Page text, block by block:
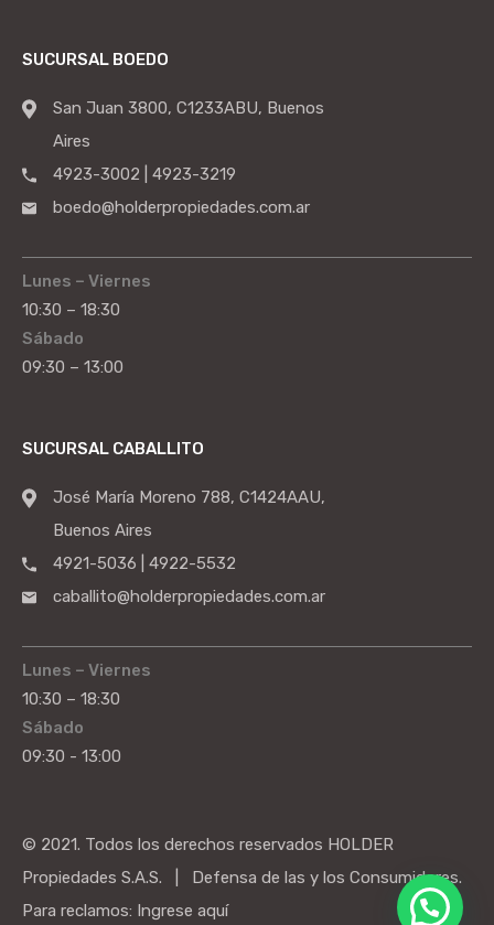
SUCURSAL BOEDO
San Juan 3800, C1233ABU, Buenos
Aires
4923-3002 | 4923-3219
boedo@holderpropiedades.com.ar
Lunes – Viernes
10:30 – 18:30
Sábado
09:30 – 13:00
SUCURSAL CABALLITO
José María Moreno 788, C1424AAU,
Buenos Aires
4921-5036 | 4922-5532
caballito@holderpropiedades.com.ar
Lunes – Viernes
10:30 – 18:30
Sábado
09:30 - 13:00
© 2021. Todos los derechos reservados HOLDER
Propiedades S.A.S. | Defensa de las y los Consumidores.
Para reclamos: Ingrese aquí